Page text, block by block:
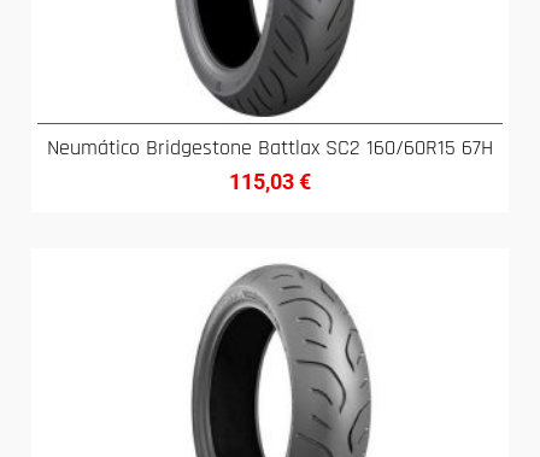
Neumático Bridgestone Battlax SC2 160/60R15 67H
115,03€